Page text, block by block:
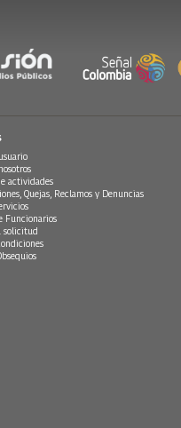
actividades
Quejas, Reclamos y Denuncias
Funcionarios
solicitud